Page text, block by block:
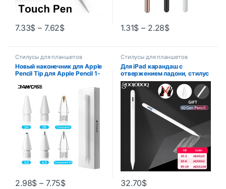
7.33$ – 7.62$ 1.31$ – 2.28$
Стилусы для планшетов
Новый наконечник для Apple
Pencil Tip для Apple Pencil 1-
наконечник для карандашей
2H 2B 4,0, прозрачный
наконечник
2.98$ – 7.75$
Стилусы для планшетов
Для iPad карандаш с
отвержением ладони, стилус
для Apple Pencil 2 1 iPad Pen
Pro 11 12,9 2018 – 2022 Mini 6
для карандашей Apple
32.70$